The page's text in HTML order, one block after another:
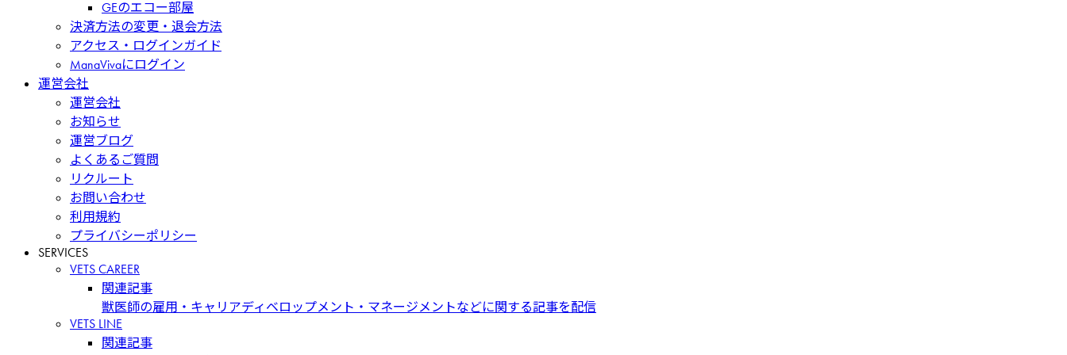
GEのエコー部屋
決済方法の変更・退会方法
アクセス・ログインガイド
ManaVivaにログイン
運営会社
運営会社
お知らせ
運営ブログ
よくあるご質問
リクルート
お問い合わせ
利用規約
プライバシーポリシー
SERVICES
VETS CAREER
関連記事
獣医師の雇用・キャリアディベロップメント・マネージメントなどに関する記事を配信
VETS LINE
関連記事